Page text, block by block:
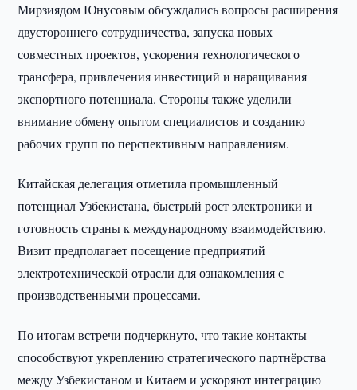
Мирзиядом Юнусовым обсуждались вопросы расширения
двустороннего сотрудничества, запуска новых
совместных проектов, ускорения технологического
трансфера, привлечения инвестиций и наращивания
экспортного потенциала. Стороны также уделили
внимание обмену опытом специалистов и созданию
рабочих групп по перспективным направлениям.
Китайская делегация отметила промышленный
потенциал Узбекистана, быстрый рост электроники и
готовность страны к международному взаимодействию.
Визит предполагает посещение предприятий
электротехнической отрасли для ознакомления с
производственными процессами.
По итогам встречи подчеркнуто, что такие контакты
способствуют укреплению стратегического партнёрства
между Узбекистаном и Китаем и ускоряют интеграцию